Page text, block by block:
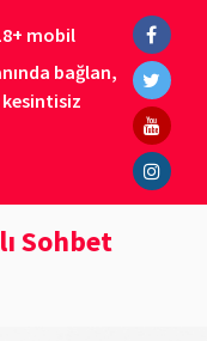
mobil
bağlan,
kesintisiz
Sohbet